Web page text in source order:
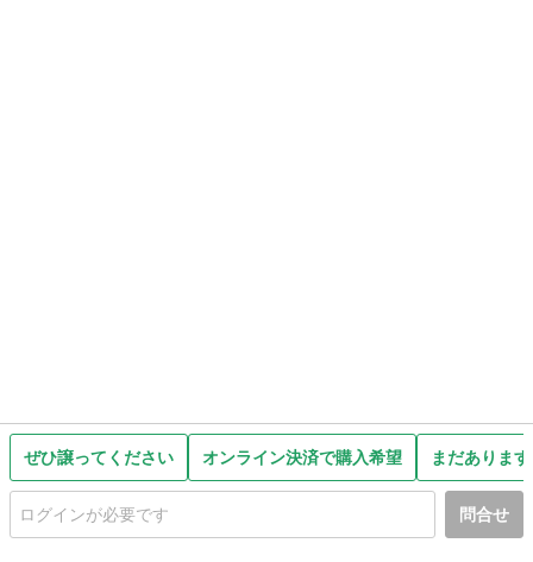
ぜひ譲ってください オンライン決済で購入希望 まだありま
問合せ